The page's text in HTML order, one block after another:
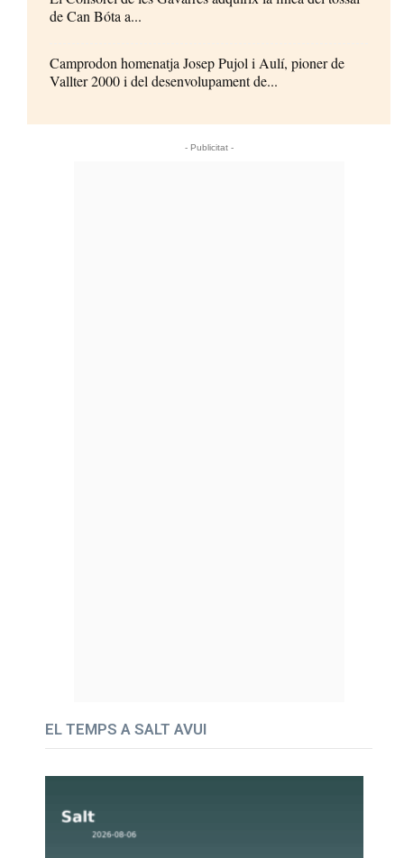
de Can Bóta a...
Camprodon homenatja Josep Pujol i Aulí, pioner de
Vallter 2000 i del desenvolupament de...
- Publicitat -
EL TEMPS A SALT AVUI